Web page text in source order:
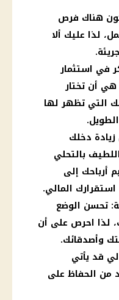
هناك فرص
لذا عليك ألا
في استثمار
هي أن تختار
التي تظهر لها
دخلك
بالتحلي
أرباحك إلى
المالي.
تحسن الوضع
لذا احرص على أن
وأصدقائك.
قد يأتي
من الحفاظ على